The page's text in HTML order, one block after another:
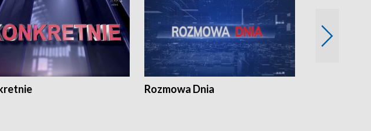
Rozmowa Dnia